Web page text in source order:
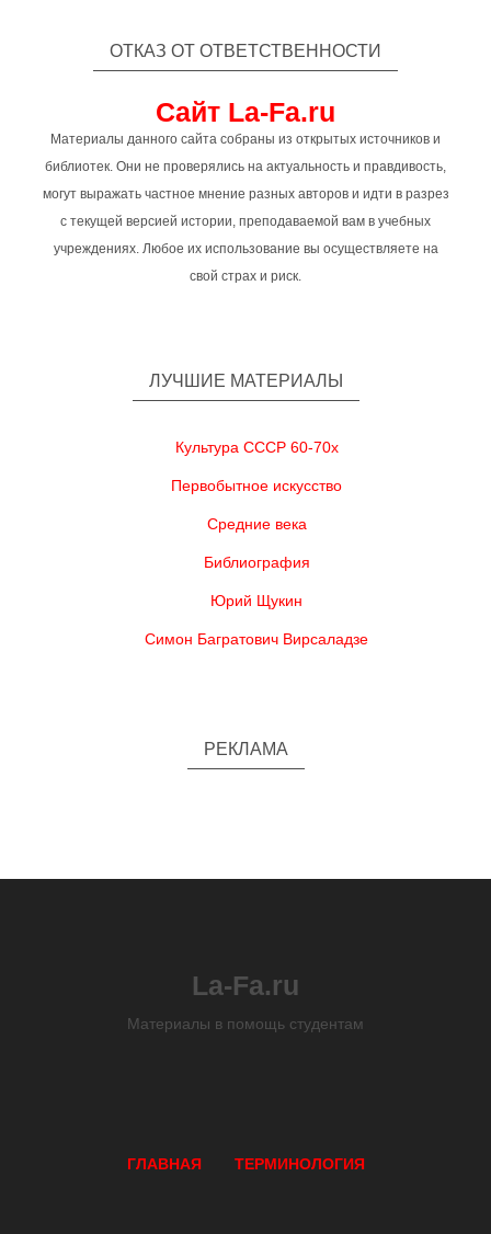
ОТКАЗ ОТ ОТВЕТСТВЕННОСТИ
Сайт La-Fa.ru
Материалы данного сайта собраны из открытых источников и
библиотек. Они не проверялись на актуальность и правдивость,
могут выражать частное мнение разных авторов и идти в разрез
с текущей версией истории, преподаваемой вам в учебных
учреждениях. Любое их использование вы осуществляете на
свой страх и риск.
ЛУЧШИЕ МАТЕРИАЛЫ
Культура СССР 60-70х
Первобытное искусство
Средние века
Библиография
Юрий Щукин
Симон Багратович Вирсаладзе
РЕКЛАМА
La-Fa.ru
Материалы в помощь студентам
ГЛАВНАЯ ТЕРМИНОЛОГИЯ